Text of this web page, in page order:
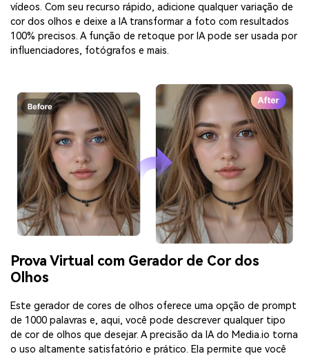
vídeos. Com seu recurso rápido, adicione qualquer variação de
cor dos olhos e deixe a IA transformar a foto com resultados
100% precisos. A função de retoque por IA pode ser usada por
influenciadores, fotógrafos e mais.
Prova Virtual com Gerador de Cor dos
Olhos
Este gerador de cores de olhos oferece uma opção de prompt
de 1000 palavras e, aqui, você pode descrever qualquer tipo
de cor de olhos que desejar. A precisão da IA do Media.io torna
o uso altamente satisfatório e prático. Ela permite que você